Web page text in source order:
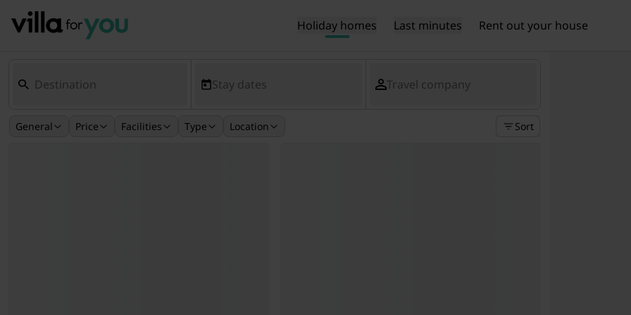
Holiday homes Last minutes Rent out your house
Stay dates Travel company
General Price Facilities Type Location Sort